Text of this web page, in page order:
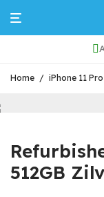
Home / iPhone 11
512GB